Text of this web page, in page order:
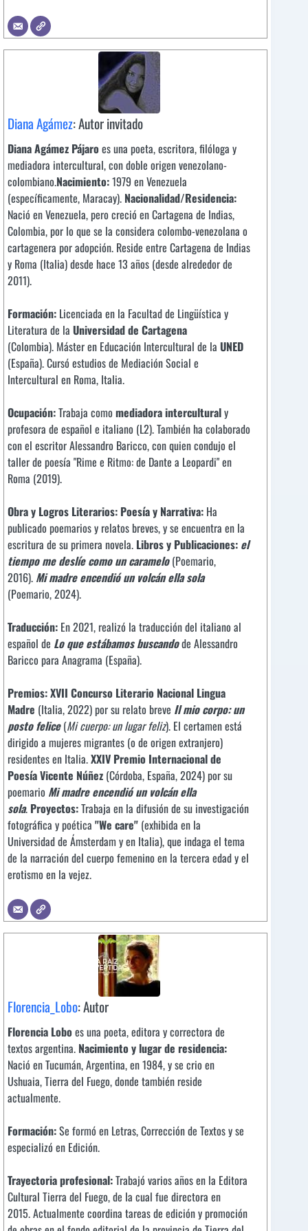
Diana Agámez: Autor invitado
Diana Agámez Pájaro es una poeta, escritora, filóloga y
mediadora intercultural, con doble origen venezolano-
colombiano.Nacimiento:1979 en Venezuela
(específicamente, Maracay). Nacionalidad/Residencia:
Nació en Venezuela, pero creció en Cartagena de Indias,
Colombia, por lo que se la considera colombo-venezolana o
cartagenera por adopción. Reside entre Cartagena de Indias
y Roma (Italia) desde hace 13 años (desde alrededor de
2011).
Formación: Licenciada en la Facultad de Lingüística y
Literatura de la Universidad de Cartagena
(Colombia). Máster en Educación Intercultural de la UNED
(España). Cursó estudios de Mediación Social e
Intercultural en Roma, Italia.
Ocupación:Trabaja como mediadora interculturaly
profesora de español e italiano (L2). También ha colaborado
con el escritor Alessandro Baricco, con quien condujo el
taller de poesía "Rime e Ritmo: de Dante a Leopardi" en
Roma (2019).
Obra y Logros Literarios: Poesía y Narrativa: Ha
publicado poemarios y relatos breves, y se encuentra en la
escritura de su primera novela. Libros y Publicaciones: el
tiempo me deslíe como un caramelo(Poemario,
2016). Mi madre encendió un volcán ella sola
(Poemario, 2024).
Traducción: En 2021, realizó la traducción del italiano al
español de Lo que estábamos buscandode Alessandro
Baricco para Anagrama (España).
Premios:XVII Concurso Literario Nacional Lingua
Madre (Italia, 2022) por su relato breve Il mio corpo: un
posto felice(Mi cuerpo: un lugar feliz). El certamen está
dirigido a mujeres migrantes (o de origen extranjero)
residentes en Italia.XXIV Premio Internacional de
Poesía Vicente Núñez (Córdoba, España, 2024) por su
poemario Mi madre encendió un volcán ella
sola. Proyectos:Trabaja en la difusión de su investigación
fotográfica y poética "We care" (exhibida en la
Universidad de Ámsterdam y en Italia), que indaga el tema
de la narración del cuerpo femenino en la tercera edad y el
erotismo en la vejez.
Florencia_Lobo: Autor
Florencia Lobo es una poeta, editora y correctora de
textos argentina. Nacimiento y lugar de residencia:
Nació en Tucumán, Argentina, en 1984, y se crio en
Ushuaia, Tierra del Fuego, donde también reside
actualmente.
Formación:Se formó en Letras, Corrección de Textos y se
especializó en Edición.
Trayectoria profesional:Trabajó varios años en la Editora
Cultural Tierra del Fuego, de la cual fue directora en
2015. Actualmente coordina tareas de edición y promoción